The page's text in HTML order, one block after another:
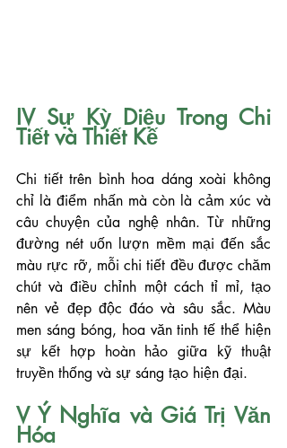
IV Sự Kỳ Diệu Trong Chi
Tiết và Thiết Kế
Chi tiết trên bình hoa dáng xoài không
chỉ là điểm nhấn mà còn là cảm xúc và
câu chuyện của nghệ nhân. Từ những
đường nét uốn lượn mềm mại đến sắc
màu rực rỡ, mỗi chi tiết đều được chăm
chút và điều chỉnh một cách tỉ mỉ, tạo
nên vẻ đẹp độc đáo và sâu sắc. Màu
men sáng bóng, hoa văn tinh tế thể hiện
sự kết hợp hoàn hảo giữa kỹ thuật
truyền thống và sự sáng tạo hiện đại.
V Ý Nghĩa và Giá Trị Văn
Hóa